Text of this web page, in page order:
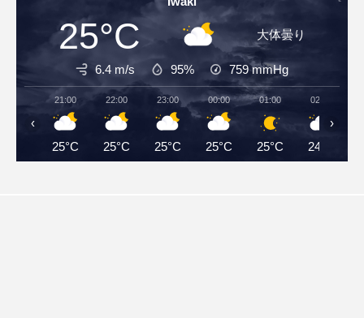
25°C 大体曇り
6.4 m/s 95% 759mmHg
21:00
25°C
22:00
25°C
23:00
25°C
00:00
25°C
01:00
25°C
02:00
24°C
‹ ›